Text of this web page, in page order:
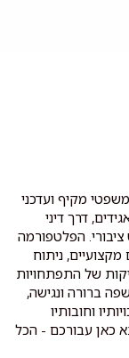
מקיף ועדכני
דרך דיני
ציבורי. הפלטפורמה
ניתוח
של התפתחויות
ברורה ונגישה,
וחובותיו
כאן עבורכם - הכל